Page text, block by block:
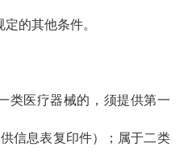
定的其他条件。
类医疗器械的，须提供第一
信息表复印件）；属于二类